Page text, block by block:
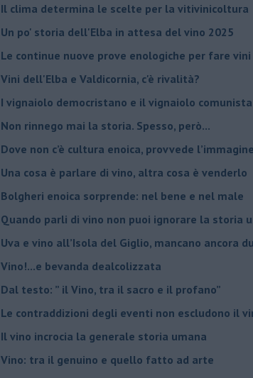
Il clima determina le scelte per la vitivinicoltura
Un po' storia dell'Elba in attesa del vino 2025
Le continue nuove prove enologiche per fare vini
Vini dell'Elba e Valdicornia, c'è rivalità?
​I vignaiolo democristano e il vignaiolo comunista
​Non rinnego mai la storia. Spesso, però...
​Dove non c’è cultura enoica, provvede l’immagine
​Una cosa è parlare di vino, altra cosa è venderlo
Bolgheri enoica sorprende: nel bene e nel male
​Quando parli di vino non puoi ignorare la storia
Uva e vino all’Isola del Giglio, mancano ancora
​Vino!...e bevanda dealcolizzata
​Dal testo: ” il Vino, tra il sacro e il profano”
Le contraddizioni degli eventi non escludono il
​Il vino incrocia la generale storia umana
Vino: tra il genuino e quello fatto ad arte